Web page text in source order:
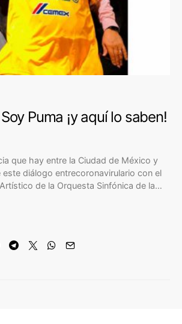
Puma ¡y aquí lo saben!
que hay entre la Ciudad de México y
diálogo entrecoronavirulario con el
de la Orquesta Sinfónica de la…